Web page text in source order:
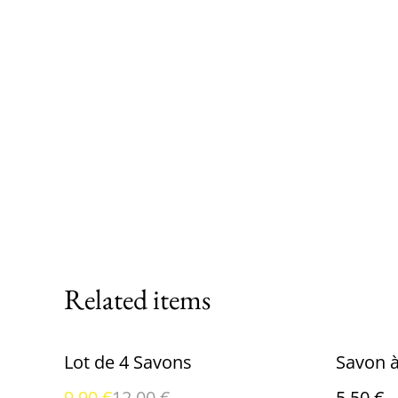
Related items
%
Lot de 4 Savons
Savon